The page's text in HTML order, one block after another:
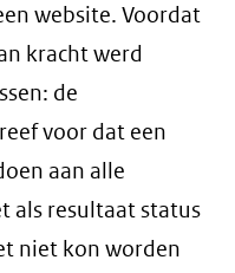
website. Voordat
kracht werd
de
voor dat een
aan alle
als resultaat status
niet kon worden